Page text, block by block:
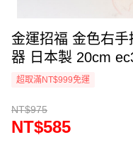
金運招福 金色右
器 日本製 20cm
超取滿NT$999免運
NT$975
NT$585